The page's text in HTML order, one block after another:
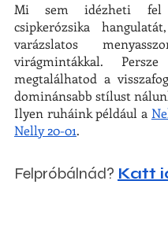
Mi sem idézheti fel
csipkerózsika
varázslatos
virágmintákkal.
megtalálhatod a
dominánsabb stílust
Ilyen ruháink például a
Nelly 20-01.
Felpróbálnád? Katt